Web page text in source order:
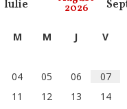
Iulie 2026
M M J V
04 05 06 07
11 12 13 14